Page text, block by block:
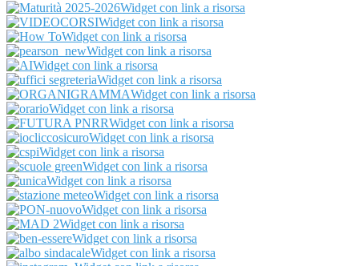
Widget con link a risorsa
Widget con link a risorsa
Widget con link a risorsa
Widget con link a risorsa
Widget con link a risorsa
Widget con link a risorsa
Widget con link a risorsa
Widget con link a risorsa
Widget con link a risorsa
Widget con link a risorsa
Widget con link a risorsa
Widget con link a risorsa
Widget con link a risorsa
Widget con link a risorsa
Widget con link a risorsa
Widget con link a risorsa
Widget con link a risorsa
Widget con link a risorsa